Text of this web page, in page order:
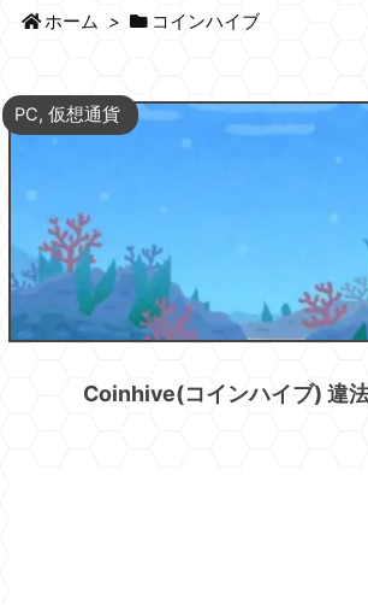
ホーム > コインハイブ
PC, 仮想通貨
Coinhive(コインハイブ) 違